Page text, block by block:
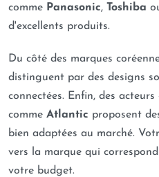
comme Panasonic, Toshiba
d'excellents produits.
Du côté des marques
distinguent par des designs
connectées. Enfin, des acteurs
comme Atlantic proposent
bien adaptées au marché.
vers la marque qui
votre budget.